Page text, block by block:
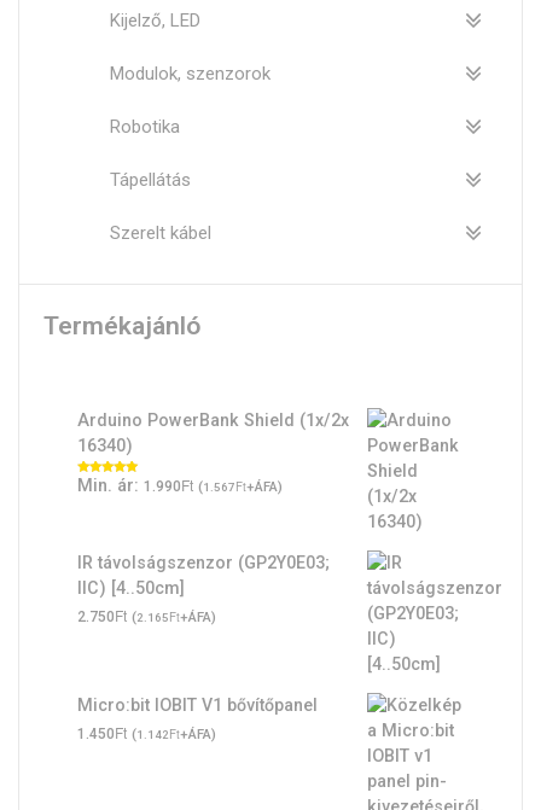
Kijelző, LED
Modulok, szenzorok
Robotika
Tápellátás
Szerelt kábel
Termékajánló
Arduino PowerBank Shield (1x/2x
16340)
Értékelés:
5.00 / 5
Min. ár: 1.990Ft (1.567Ft+ÁFA)
IR távolságszenzor (GP2Y0E03;
IIC) [4..50cm]
2.750Ft (2.165Ft+ÁFA)
Micro:bit IOBIT V1 bővítőpanel
1.450Ft (1.142Ft+ÁFA)